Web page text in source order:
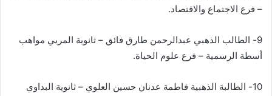
– فرع الاجتماع والاقتصاد.
9- الطالب الذهبي عبدالرحمن طارق فائق – ثانوية المربي مواهب
أسطة الرسمية – فرع علوم الحياة.
10- الطالبة الذهبية فاطمة عدنان حسين العلوي – ثانوية البداوي